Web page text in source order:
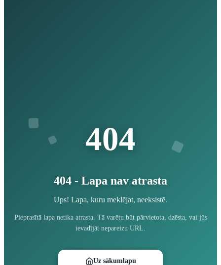
404
404 - Lapa nav atrasta
Ups! Lapa, kuru meklējat, neeksistē.
Pieprasītā lapa netika atrasta. Tā varētu būt pārvietota, dzēsta, vai jūs
ievadījāt nepareizu URL.
Uz sākumlapu